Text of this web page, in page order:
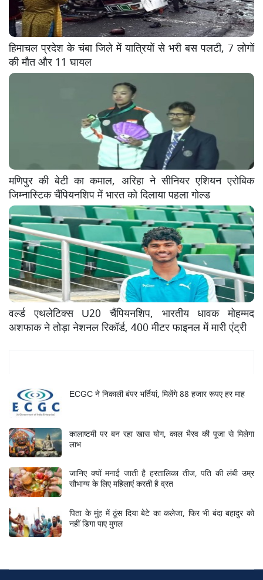
हिमाचल प्रदेश के चंबा जिले में यात्रियों से भरी बस पलटी, 7 लोगों
की मौत और 11 घायल
मणिपुर की बेटी का कमाल, अरिहा ने सीनियर एशियन एरोबिक
जिम्नास्टिक चैंपियनशिप में भारत को दिलाया पहला गोल्ड
वर्ल्ड एथलेटिक्स U20 चैंपियनशिप, भारतीय धावक मोहम्मद
अशफाक ने तोड़ा नेशनल रिकॉर्ड, 400 मीटर फाइनल में मारी एंट्री
ECGC ने निकाली बंपर भर्तियां, मिलेंगे 88 हजार रूपए हर माह
कालाष्टमी पर बन रहा खास योग, काल भैरव की पूजा से मिलेगा
लाभ
जानिए क्यों मनाई जाती है हरतालिका तीज, पति की लंबी उम्र
सौभाग्य के लिए महिलाएं करती है व्रत
पिता के मुंह में ठूंस दिया बेटे का कलेजा, फिर भी बंदा बहादुर को
नहीं डिगा पाए मुगल